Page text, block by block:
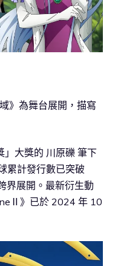
》為舞台展開，描寫
」大獎的 川原礫 筆下
累計發行數已突破
界展開。最新衍生動
》已於 2024 年 10